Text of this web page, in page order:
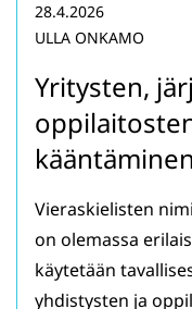
Yritysten,
kääntäminen
28.4.2026
ULLA ONKAMO
Vieraskielisten
on olemassa
käytetään
yhdistysten ja